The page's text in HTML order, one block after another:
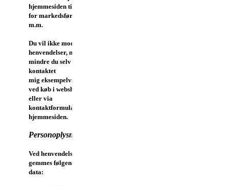
hjemmesiden til brug
for markedsføring
m.m.
Du vil ikke modtage
henvendelser, med
mindre du selv har
kontaktet
mig eksempelvis
ved køb i webshoppen
eller via
kontaktformularen på
hjemmesiden.
Personoplysninger:
Ved henvendelse
gemmes følgende
data: